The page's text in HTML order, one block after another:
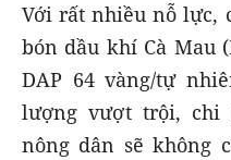
Với rất nhiều nỗ lực,
bón dầu khí Cà Mau
DAP 64 vàng/tự
lượng vượt trội, chi
nông dân sẽ không